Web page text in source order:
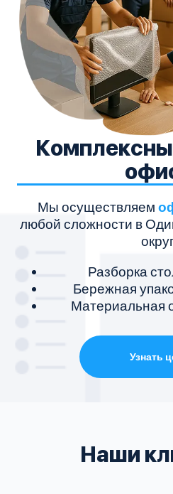
Мы осуществляем
любой сложности в
Разборка
Бережная
Материальная
Узнать
Наши